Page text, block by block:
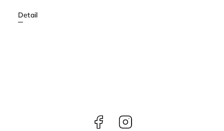
Detail
Facebook